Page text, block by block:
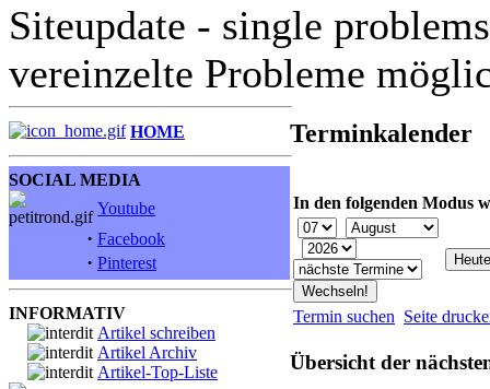
Siteupdate - single
vereinzelte Probleme
HOME
SOCIAL MEDIA
Youtube
· Facebook
· Pinterest
INFORMATIV
Artikel schreiben
Artikel Archiv
Artikel-Top-Liste
Terminkalender
In den folgenden Modus
Termin suchen Seite
Übersicht der